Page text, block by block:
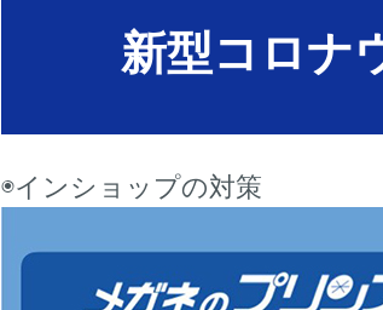
新型コロナ
◉インショップの対策